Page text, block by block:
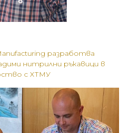
разработва
нитрилни ръкавици в
с ХТМУ